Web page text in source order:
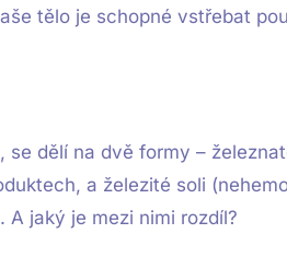
tělo je schopné vstřebat
dělí na dvě formy –
a železité soli
jaký je mezi nimi rozdíl?